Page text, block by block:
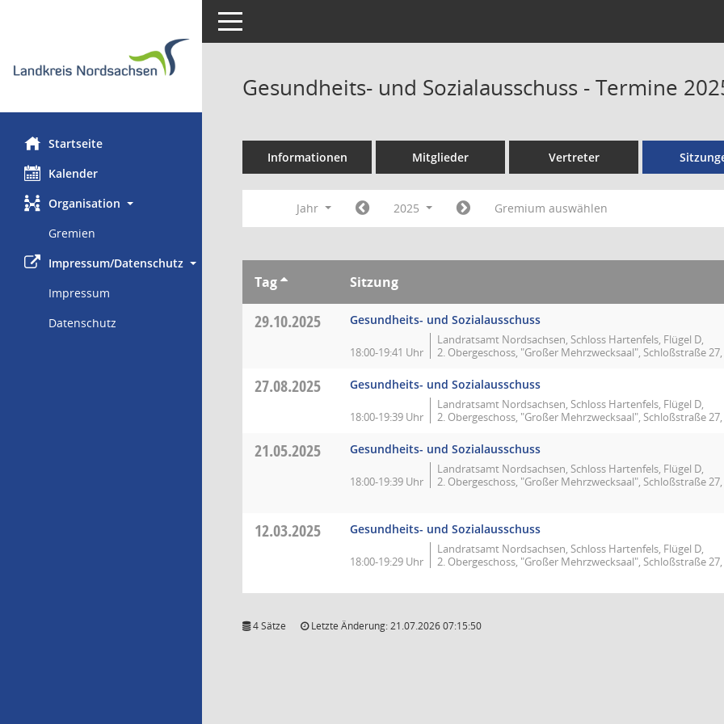
Startseite
Kalender
Organisation
Gremien
Impressum/Datenschutz
Impressum
Datenschutz
Toggle navigation
Gesundheits- und Sozialausschuss - Termine
Informationen Mitglieder Vertreter
Jahr 2025 Gremium auswählen
Tag Sitzung
29.10.2025 Gesundheits- und Sozialausschuss
18:00-19:41 Uhr
Landratsamt Nordsachsen, Schloss Hartenfels, Flügel D,
2. Obergeschoss, "Großer Mehrzwecksaal", Schloßstraße
27.08.2025 Gesundheits- und Sozialausschuss
18:00-19:39 Uhr
Landratsamt Nordsachsen, Schloss Hartenfels, Flügel D,
2. Obergeschoss, "Großer Mehrzwecksaal", Schloßstraße
21.05.2025 Gesundheits- und Sozialausschuss
18:00-19:39 Uhr
Landratsamt Nordsachsen, Schloss Hartenfels, Flügel D,
2. Obergeschoss, "Großer Mehrzwecksaal", Schloßstraße
12.03.2025 Gesundheits- und Sozialausschuss
18:00-19:29 Uhr
Landratsamt Nordsachsen, Schloss Hartenfels, Flügel D,
2. Obergeschoss, "Großer Mehrzwecksaal", Schloßstraße
4 Sätze Letzte Änderung: 21.07.2026 07:15:50